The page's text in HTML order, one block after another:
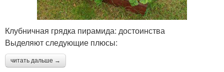
Клубничная грядка пирамида: достоинства
Выделяют следующие плюсы:
читать дальше →